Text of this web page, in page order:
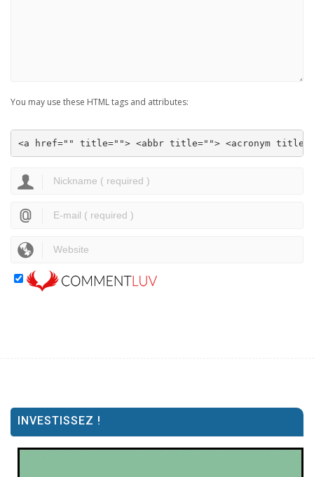
You may use these HTML tags and attributes:
<a href="" title=""> <abbr title=""> <acronym
INVESTISSEZ !